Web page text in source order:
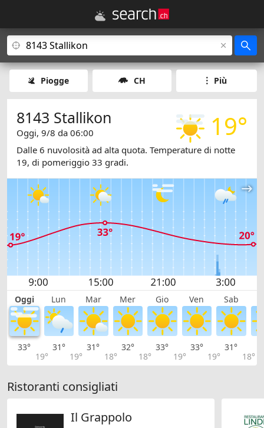
Piogge CH Più
19°
8143 Stallikon
Oggi, 9/8 da 06:00
Dalle 6 nuvolosità ad alta quota. Temperature di notte
19, di pomeriggio 33 gradi.
Oggi Lun Mar Mer Gio Ven Sab
33°
19°
31°
19°
31°
18°
32°
18°
33°
19°
33°
19°
31°
18°
Ristoranti consigliati
Il Grappolo